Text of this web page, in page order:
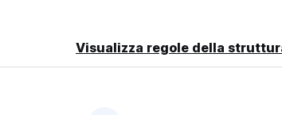
Visualizza regole della